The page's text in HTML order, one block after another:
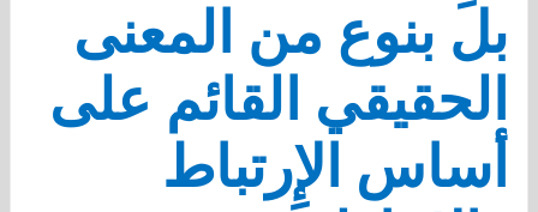
بل بنوع من المعنى
الحقيقي القائم على
أساس الإِرتباط